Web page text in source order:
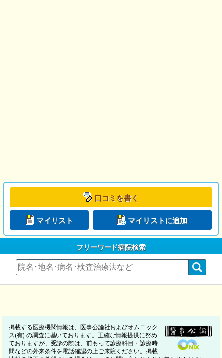
口コミを書く
マイリスト マイリストに追加
フリーワード病院検索
掲載する医療機関情報は、医事公論社およびオムニック
ス(有) の調査に基いております。正確な情報提供に努め
ておりますが、受診の際は、前もって診療科目・診療時
間などの外来条件を電話確認の上ご来院ください。掲載